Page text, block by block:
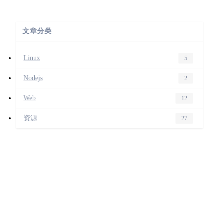
文章分类
Linux 5
Nodejs 2
Web 12
资源 27